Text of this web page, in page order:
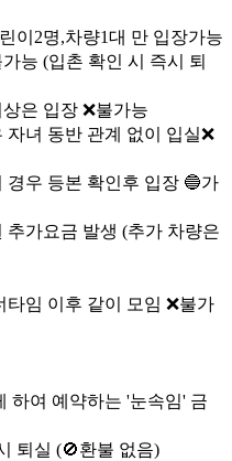
이2명,차량1대 만 입장가능
능 (입촌 확인 시 즉시 퇴
은 입장 ❌불가능
녀 동반 관계 없이 입실❌
우 등본 확인후 입장 🔵가
가요금 발생 (추가 차량은
임 이후 같이 모임 ❌불가
하여 예약하는 '눈속임' 금
퇴실 (🚫환불 없음)